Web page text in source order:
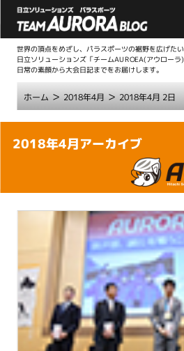
世界の頂点をめざし、パラスポーツの裾野を広げたい
日立ソリューションズ「チームAUROEA(アウローラ)
日常の素顔から大会日記までをお届けします。
ホーム > 2018年4月 > 2018年4月 2日
本
2018年4月アーカイブ